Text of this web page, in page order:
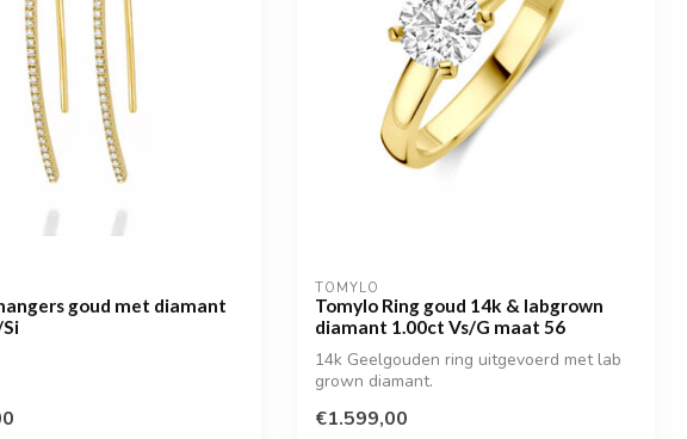
goud met diamant
TOMYLO
Tomylo Ring goud 14k & labgrown
diamant 1.00ct Vs/G maat 56
14k Geelgouden ring uitgevoerd met lab
grown diamant.
€1.599,00